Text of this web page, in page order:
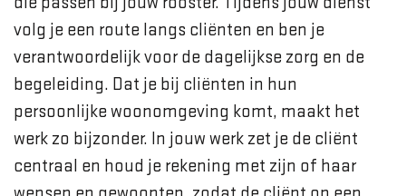
volg je een route langs cliënten en ben je
verantwoordelijk voor de dagelijkse zorg en de
begeleiding. Dat je bij cliënten in hun
persoonlijke woonomgeving komt, maakt het
werk zo bijzonder. In jouw werk zet je de cliënt
centraal en houd je rekening met zijn of haar